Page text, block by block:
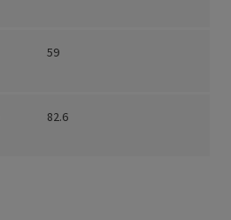
59
82.6